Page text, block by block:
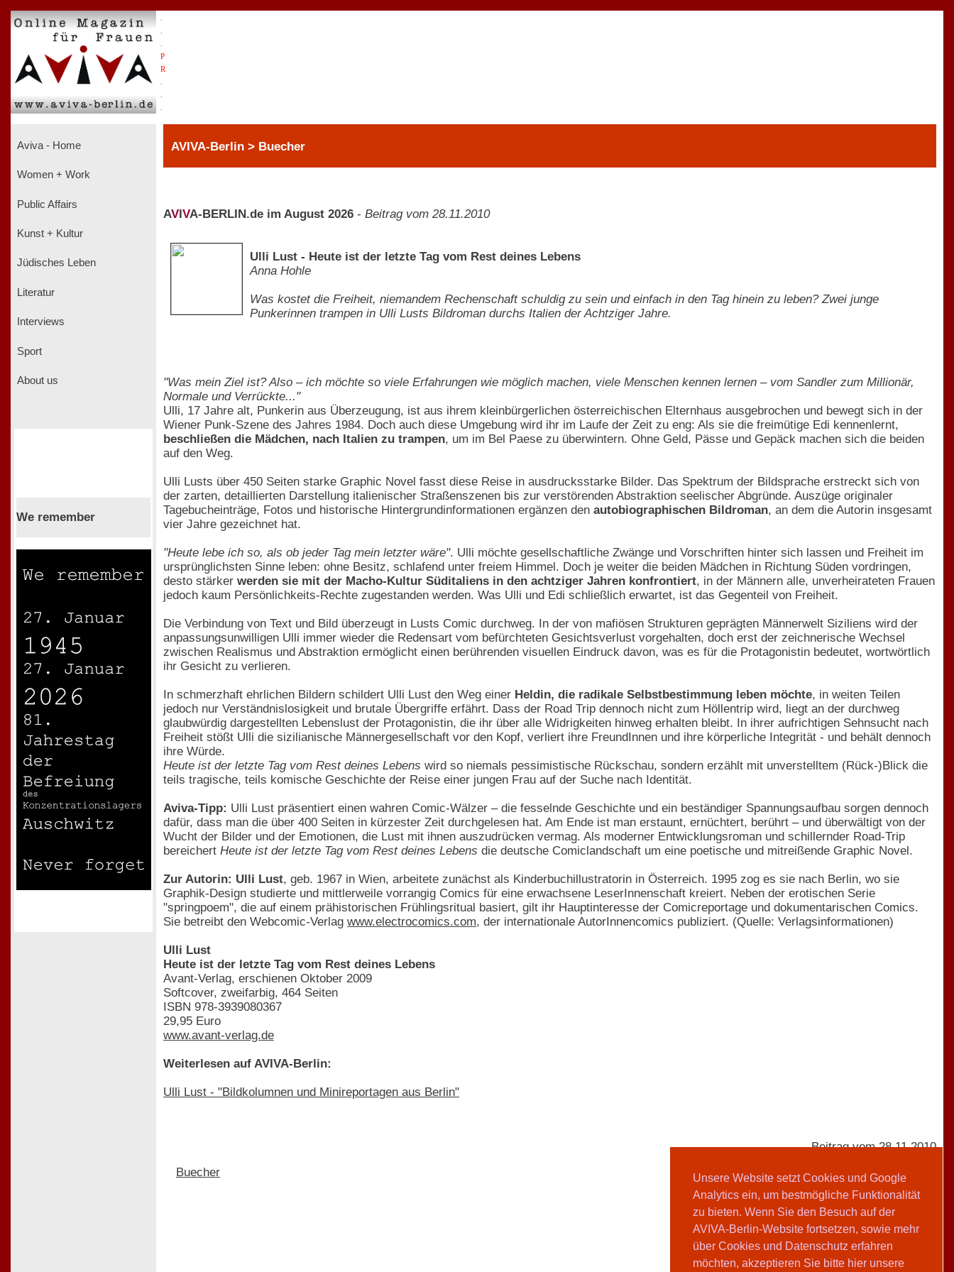
Unsere Website setzt Cookies und Google
Analytics ein, um bestmögliche Funktionalität
zu bieten. Wenn Sie den Besuch auf der
AVIVA-Berlin-Website fortsetzen, sowie mehr
über Cookies und Datenschutz erfahren
möchten, akzeptieren Sie bitte hier unsere
P
R
Aviva - Home
Women + Work
Public Affairs
Kunst + Kultur
Jüdisches Leben
Literatur
Interviews
Sport
About us
We remember
AVIVA-Berlin > Buecher
AV VA-BERLIN.de im August 2026 - Beitrag vom 28.11.2010
Ulli Lust - Heute ist der letzte Tag vom Rest deines Lebens
Anna Hohle
Was kostet die Freiheit, niemandem Rechenschaft schuldig zu sein und einfach in den Tag hinein zu leben? Zwei junge
Punkerinnen trampen in Ulli Lusts Bildroman durchs Italien der Achtziger Jahre.
"Was mein Ziel ist? Also – ich möchte so viele Erfahrungen wie möglich machen, viele Menschen kennen lernen – vom Sandler zum Millionär,
Normale und Verrückte..."
Ulli, 17 Jahre alt, Punkerin aus Überzeugung, ist aus ihrem kleinbürgerlichen österreichischen Elternhaus ausgebrochen und bewegt sich in der
Wiener Punk-Szene des Jahres 1984. Doch auch diese Umgebung wird ihr im Laufe der Zeit zu eng: Als sie die freimütige Edi kennenlernt,
beschließen die Mädchen, nach Italien zu trampen, um im Bel Paese zu überwintern. Ohne Geld, Pässe und Gepäck machen sich die beiden
auf den Weg.
Ulli Lusts über 450 Seiten starke Graphic Novel fasst diese Reise in ausdrucksstarke Bilder. Das Spektrum der Bildsprache erstreckt sich von
der zarten, detaillierten Darstellung italienischer Straßenszenen bis zur verstörenden Abstraktion seelischer Abgründe. Auszüge originaler
Tagebucheinträge, Fotos und historische Hintergrundinformationen ergänzen den autobiographischen Bildroman, an dem die Autorin insgesamt
vier Jahre gezeichnet hat.
"Heute lebe ich so, als ob jeder Tag mein letzter wäre". Ulli möchte gesellschaftliche Zwänge und Vorschriften hinter sich lassen und Freiheit im
ursprünglichsten Sinne leben: ohne Besitz, schlafend unter freiem Himmel. Doch je weiter die beiden Mädchen in Richtung Süden vordringen,
desto stärker werden sie mit der Macho-Kultur Süditaliens in den achtziger Jahren konfrontiert, in der Männern alle, unverheirateten Frauen
jedoch kaum Persönlichkeits-Rechte zugestanden werden. Was Ulli und Edi schließlich erwartet, ist das Gegenteil von Freiheit.
Die Verbindung von Text und Bild überzeugt in Lusts Comic durchweg. In der von mafiösen Strukturen geprägten Männerwelt Siziliens wird der
anpassungsunwilligen Ulli immer wieder die Redensart vom befürchteten Gesichtsverlust vorgehalten, doch erst der zeichnerische Wechsel
zwischen Realismus und Abstraktion ermöglicht einen berührenden visuellen Eindruck davon, was es für die Protagonistin bedeutet, wortwörtlich
ihr Gesicht zu verlieren.
In schmerzhaft ehrlichen Bildern schildert Ulli Lust den Weg einer Heldin, die radikale Selbstbestimmung leben möchte, in weiten Teilen
jedoch nur Verständnislosigkeit und brutale Übergriffe erfährt. Dass der Road Trip dennoch nicht zum Höllentrip wird, liegt an der durchweg
glaubwürdig dargestellten Lebenslust der Protagonistin, die ihr über alle Widrigkeiten hinweg erhalten bleibt. In ihrer aufrichtigen Sehnsucht nach
Freiheit stößt Ulli die sizilianische Männergesellschaft vor den Kopf, verliert ihre FreundInnen und ihre körperliche Integrität - und behält dennoch
ihre Würde.
Heute ist der letzte Tag vom Rest deines Lebens wird so niemals pessimistische Rückschau, sondern erzählt mit unverstelltem (Rück-)Blick die
teils tragische, teils komische Geschichte der Reise einer jungen Frau auf der Suche nach Identität.
Aviva-Tipp: Ulli Lust präsentiert einen wahren Comic-Wälzer – die fesselnde Geschichte und ein beständiger Spannungsaufbau sorgen dennoch
dafür, dass man die über 400 Seiten in kürzester Zeit durchgelesen hat. Am Ende ist man erstaunt, ernüchtert, berührt – und überwältigt von der
Wucht der Bilder und der Emotionen, die Lust mit ihnen auszudrücken vermag. Als moderner Entwicklungsroman und schillernder Road-Trip
bereichert Heute ist der letzte Tag vom Rest deines Lebens die deutsche Comiclandschaft um eine poetische und mitreißende Graphic Novel.
Zur Autorin: Ulli Lust, geb. 1967 in Wien, arbeitete zunächst als Kinderbuchillustratorin in Österreich. 1995 zog es sie nach Berlin, wo sie
Graphik-Design studierte und mittlerweile vorrangig Comics für eine erwachsene LeserInnenschaft kreiert. Neben der erotischen Serie
"springpoem", die auf einem prähistorischen Frühlingsritual basiert, gilt ihr Hauptinteresse der Comicreportage und dokumentarischen Comics.
Sie betreibt den Webcomic-Verlag www.electrocomics.com, der internationale AutorInnencomics publiziert. (Quelle: Verlagsinformationen)
Ulli Lust
Heute ist der letzte Tag vom Rest deines Lebens
Avant-Verlag, erschienen Oktober 2009
Softcover, zweifarbig, 464 Seiten
ISBN 978-3939080367
29,95 Euro
www.avant-verlag.de
Weiterlesen auf AVIVA-Berlin:
Ulli Lust - "Bildkolumnen und Minireportagen aus Berlin"
Buecher
Beitrag vom 28.11.2010
AVIVA-Redaktion
Teilen